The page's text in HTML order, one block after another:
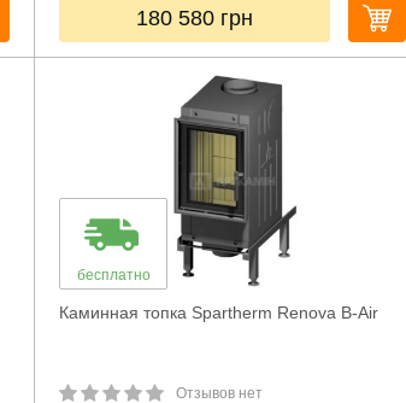
180 580 грн
бесплатно
Каминная топка Spartherm Renova B-Air
Отзывов нет